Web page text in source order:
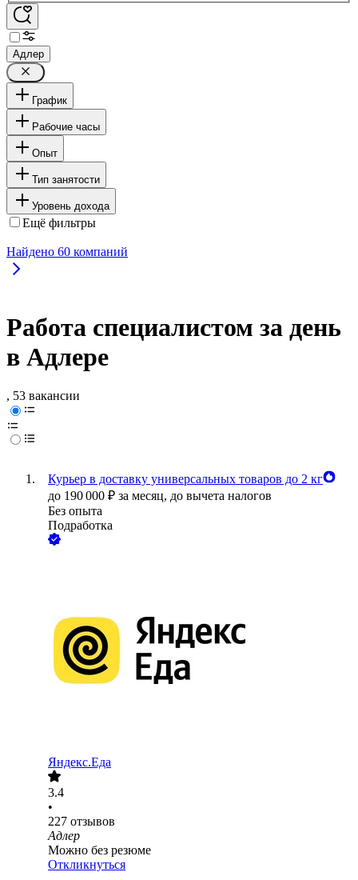
Адлер
График
Рабочие часы
Опыт
Тип занятости
Уровень дохода
Ещё фильтры
Найдено 60 компаний
Работа специалистом за день
в Адлере
, 53 вакансии
Курьер в доставку универсальных товаров до 2 кг
до 190 000 ₽ за месяц, до вычета налогов
Без опыта
Подработка
Яндекс.Еда
3.4
•
227 отзывов
Адлер
Можно без резюме
Откликнуться